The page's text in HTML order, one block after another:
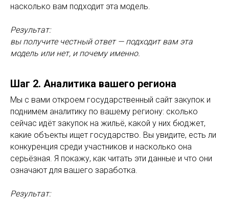
насколько вам подходит эта модель.
Результат:
вы получите честный ответ — подходит вам эта
модель или нет, и почему именно.
Шаг 2. Аналитика вашего региона
Мы с вами откроем государственный сайт закупок и
поднимем аналитику по вашему региону: сколько
сейчас идёт закупок на жильё, какой у них бюджет,
какие объекты ищет государство. Вы увидите, есть ли
конкуренция среди участников и насколько она
серьёзная. Я покажу, как читать эти данные и что они
означают для вашего заработка.
Результат: